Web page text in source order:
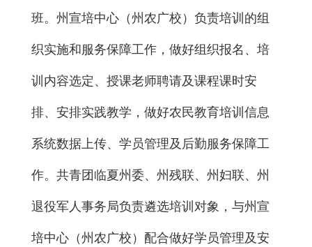
班。州 宣培中心 （州农广校）负责培训的组
织实施和服务保障工作，做好组织报名、培
训内容选定、授课老师聘请及课程课时安
排、安排实践教学， 做好农民教育培训信息
系统数据上传、学员管理及后勤服务保障工
作。 共青团临夏州委、州残联、州妇联、 州
退役军人事务局负责遴选培训对象，与州 宣
培中心 （州农广校） 配合做好学员管理及安